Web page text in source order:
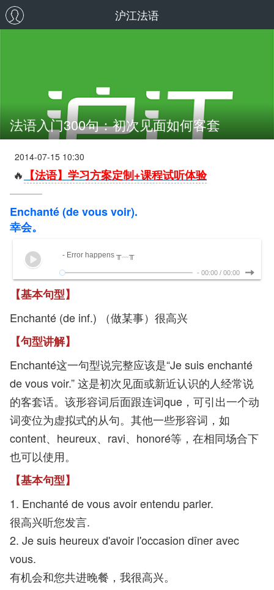
沪江法语
法语入门300句：初次见面如何客套
2014-07-15 10:30
🔥 【法语】学习方案定制+课程试听体验
Enchanté (de vous voir).
幸会。
- Error happens ╥﹏╥
- 00:00 / 00:00
【基本句型】
Enchanté (de inf.) （做某事）很高兴
【句型讲解】
Enchanté这一句型说完整应该是“Je suis enchanté
de vous voir.” 这是初次见面或新近认识的人经常说
的客套话。该形容词后面跟连词que，可引出一个动
词变位为虚拟式的从句。其他一些形容词，如
content、heureux、ravi、honoré等，在相同场合下
也可以使用。
【基本句型】
1. Enchanté de vous avoir entendu parler.
很高兴听您发言.
2. Je suis heureux d'avoir l'occasion dîner avec
vous.
有机会和您共进晚餐，我很高兴。